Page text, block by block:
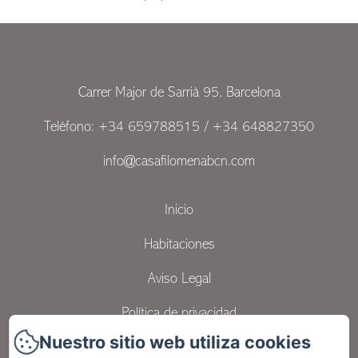
Carrer Major de Sarrià 95, Barcelona
Teléfono: +34 659788515 / +34 648827350
info@casafilomenabcn.com
Inicio
Habitaciones
Aviso Legal
Política de privacidad
Contacto
Nuestro sitio web utiliza cookies